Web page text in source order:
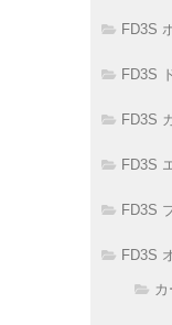
FD3S
FD3S
FD3S
FD3S
FD3S
FD3S